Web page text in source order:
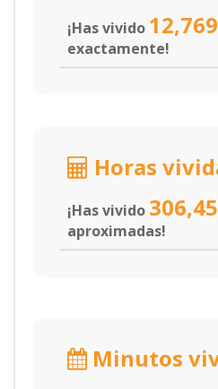
¡Has vivido 12,769
exactamente!
Horas
¡Has vivido
aproximadas!
Minutos